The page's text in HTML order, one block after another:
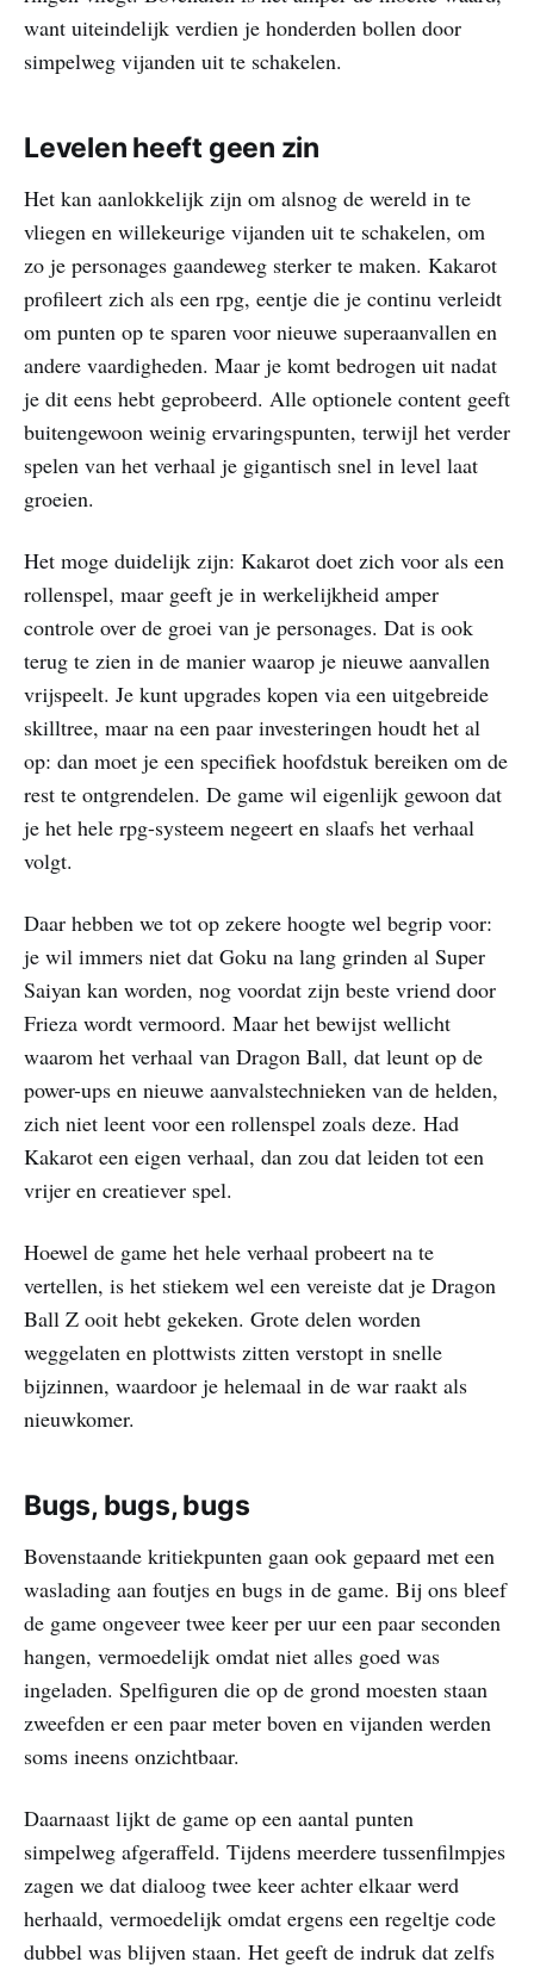
want uiteindelijk verdien je honderden bollen door
simpelweg vijanden uit te schakelen.
Levelen heeft geen zin
Het kan aanlokkelijk zijn om alsnog de wereld in te
vliegen en willekeurige vijanden uit te schakelen, om
zo je personages gaandeweg sterker te maken. Kakarot
profileert zich als een rpg, eentje die je continu verleidt
om punten op te sparen voor nieuwe superaanvallen en
andere vaardigheden. Maar je komt bedrogen uit nadat
je dit eens hebt geprobeerd. Alle optionele content geeft
buitengewoon weinig ervaringspunten, terwijl het verder
spelen van het verhaal je gigantisch snel in level laat
groeien.
Het moge duidelijk zijn: Kakarot doet zich voor als een
rollenspel, maar geeft je in werkelijkheid amper
controle over de groei van je personages. Dat is ook
terug te zien in de manier waarop je nieuwe aanvallen
vrijspeelt. Je kunt upgrades kopen via een uitgebreide
skilltree, maar na een paar investeringen houdt het al
op: dan moet je een specifiek hoofdstuk bereiken om de
rest te ontgrendelen. De game wil eigenlijk gewoon dat
je het hele rpg-systeem negeert en slaafs het verhaal
volgt.
Daar hebben we tot op zekere hoogte wel begrip voor:
je wil immers niet dat Goku na lang grinden al Super
Saiyan kan worden, nog voordat zijn beste vriend door
Frieza wordt vermoord. Maar het bewijst wellicht
waarom het verhaal van Dragon Ball, dat leunt op de
power-ups en nieuwe aanvalstechnieken van de helden,
zich niet leent voor een rollenspel zoals deze. Had
Kakarot een eigen verhaal, dan zou dat leiden tot een
vrijer en creatiever spel.
Hoewel de game het hele verhaal probeert na te
vertellen, is het stiekem wel een vereiste dat je Dragon
Ball Z ooit hebt gekeken. Grote delen worden
weggelaten en plottwists zitten verstopt in snelle
bijzinnen, waardoor je helemaal in de war raakt als
nieuwkomer.
Bugs, bugs, bugs
Bovenstaande kritiekpunten gaan ook gepaard met een
waslading aan foutjes en bugs in de game. Bij ons bleef
de game ongeveer twee keer per uur een paar seconden
hangen, vermoedelijk omdat niet alles goed was
ingeladen. Spelfiguren die op de grond moesten staan
zweefden er een paar meter boven en vijanden werden
soms ineens onzichtbaar.
Daarnaast lijkt de game op een aantal punten
simpelweg afgeraffeld. Tijdens meerdere tussenfilmpjes
zagen we dat dialoog twee keer achter elkaar werd
herhaald, vermoedelijk omdat ergens een regeltje code
dubbel was blijven staan. Het geeft de indruk dat zelfs